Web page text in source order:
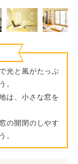
光と風がたっぷ
。
は、小さな窓を
の開閉のしやす
。